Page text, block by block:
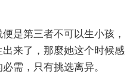
是第三者不可以生小孩，
来了，那麼她这个时候感
需，只有挑选离异。